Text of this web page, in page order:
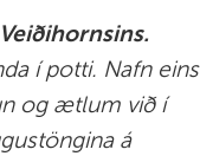
í potti. Nafn eins
og ætlum við í
á